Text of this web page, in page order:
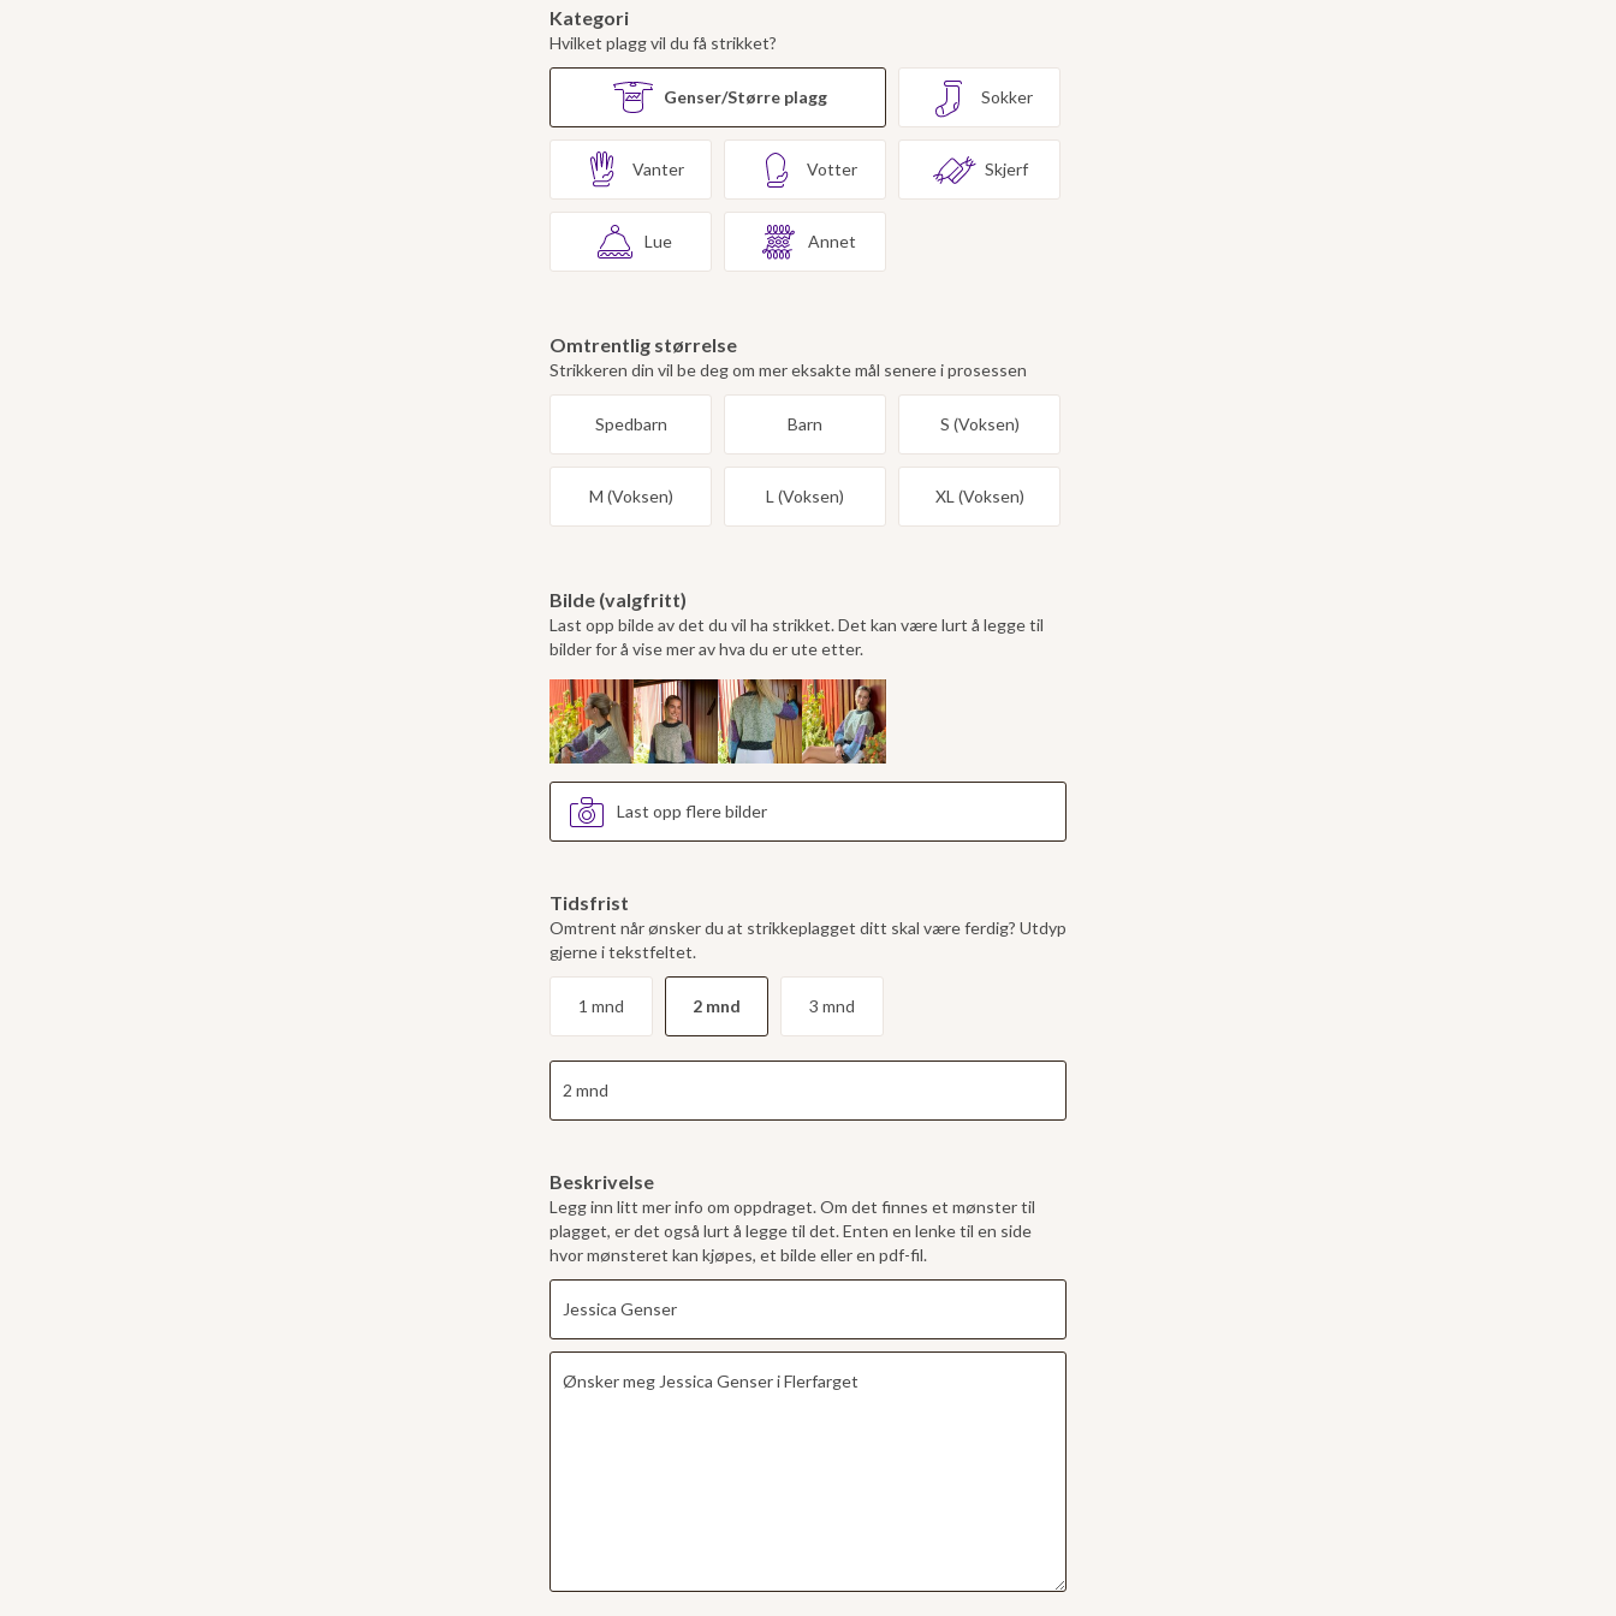
Kategori
Hvilket plagg vil du få strikket?
Genser/Større plagg Sokker
Vanter Votter Skjerf
Lue Annet
Omtrentlig størrelse
Strikkeren din vil be deg om mer eksakte mål senere i prosessen
Spedbarn Barn S (Voksen)
M (Voksen) L (Voksen) XL (Voksen)
Bilde (valgfritt)
Last opp bilde av det du vil ha strikket. Det kan være lurt å legge til
bilder for å vise mer av hva du er ute etter.
Last opp flere bilder
Tidsfrist
Omtrent når ønsker du at strikkeplagget ditt skal være ferdig? Utdyp
gjerne i tekstfeltet.
1 mnd 2 mnd 3 mnd
Beskrivelse
Legg inn litt mer info om oppdraget. Om det finnes et mønster til
plagget, er det også lurt å legge til det. Enten en lenke til en side
hvor mønsteret kan kjøpes, et bilde eller en pdf-fil.